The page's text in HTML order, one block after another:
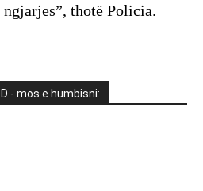
thotë Policia.
- mos e humbisni: